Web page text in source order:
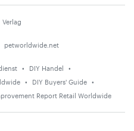
Verlag
petworldwide.net
DIY Handel
DIY Buyers' Guide
Report Retail Worldwide